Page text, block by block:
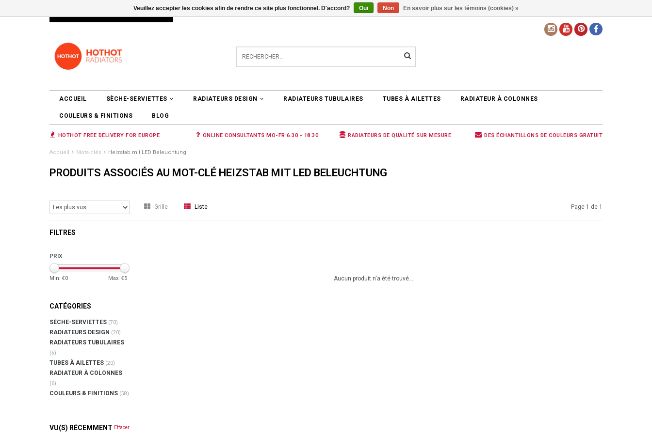
INFO@RADIATORS.SHOP SE CONNECTER 0 ARTICLES €0,00
ACCUEIL SÈCHE-SERVIETTES RADIATEURS DESIGN RADIATEURS TUBULAIRES TUBES À AILETTES RADIATEUR À COLONNES
COULEURS & FINITIONS BLOG
HOTHOT FREE DELIVERY FOR EUROPE ONLINE CONSULTANTS MO-FR 6.30 - 18.30 RADIATEURS DE QUALITÉ SUR MESURE DES ÉCHANTILLONS DE COULEURS GRATUIT
Accueil Mots-clés Heizstab mit LED Beleuchtung
PRODUITS ASSOCIÉS AU MOT-CLÉ HEIZSTAB MIT LED BELEUCHTUNG
Grille Liste Page 1 de 1
FILTRES
PRIX
Min: €0 Max: €5
CATÉGORIES
SÈCHE-SERVIETTES (70)
RADIATEURS DESIGN (20)
RADIATEURS TUBULAIRES
(5)
TUBES À AILETTES (20)
RADIATEUR À COLONNES
(6)
COULEURS & FINITIONS (58)
VU(S) RÉCEMMENT Effacer
Aucun produit n'a été trouvé...
Veuillez accepter les cookies afin de rendre ce site plus fonctionnel. D'accord? Oui Non En savoir plus sur les témoins (cookies) »